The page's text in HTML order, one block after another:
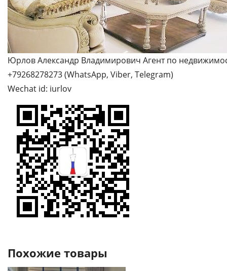
Юрлов Александр Владимирович Агент по
+79268278273 (WhatsApp, Viber, Telegram)
Wechat id: iurlov
Похожие товары